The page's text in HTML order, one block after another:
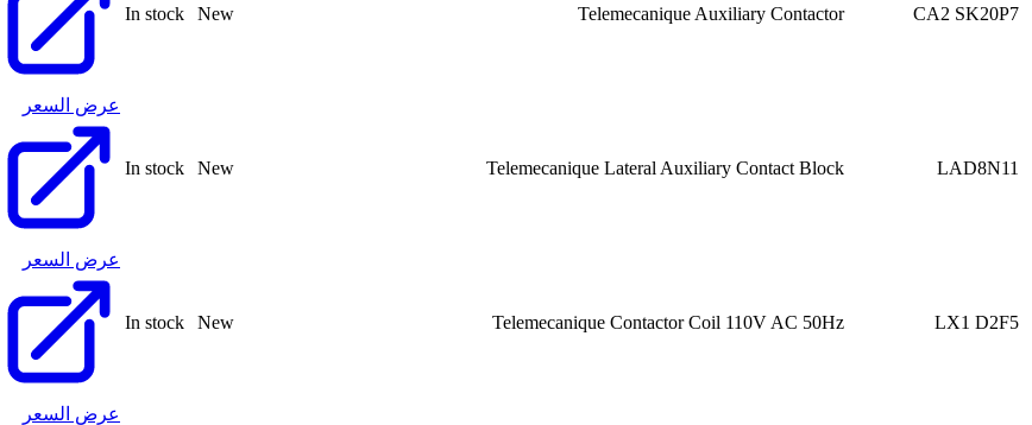
CA2 SK20P7
Telemecanique Auxiliary Contactor
New
In stock
LAD8N11
Telemecanique Lateral Auxiliary Contact Block
New
In stock
عرض السعر
LX1 D2F5
Telemecanique Contactor Coil 110V AC 50Hz
New
In stock
عرض السعر
عرض السعر